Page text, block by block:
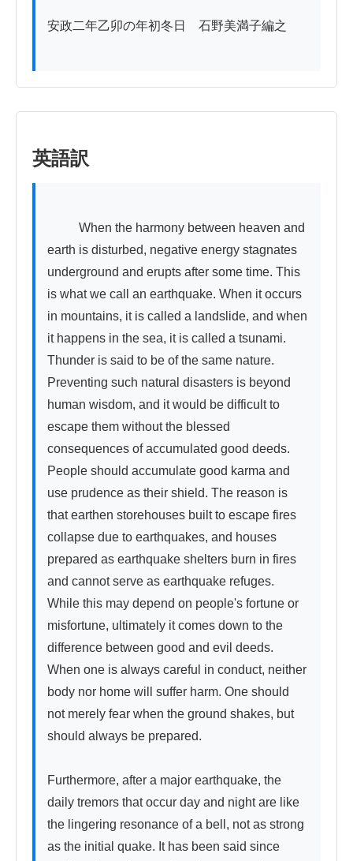
安政二年乙卯の年初冬日　石野美満子編之
英語訳
earth is disturbed, negative energy stagnates
underground and erupts after some time. This
is what we call an earthquake. When it occurs
in mountains, it is called a landslide, and when
it happens in the sea, it is called a tsunami.
Thunder is said to be of the same nature.
Preventing such natural disasters is beyond
human wisdom, and it would be difficult to
escape them without the blessed
consequences of accumulated good deeds.
People should accumulate good karma and
use prudence as their shield. The reason is
that earthen storehouses built to escape fires
collapse due to earthquakes, and houses
prepared as earthquake shelters burn in fires
and cannot serve as earthquake refuges.
While this may depend on people's fortune or
misfortune, ultimately it comes down to the
difference between good and evil deeds.
When one is always careful in conduct, neither
body nor home will suffer harm. One should
not merely fear when the ground shakes, but
should always be prepared.
Furthermore, after a major earthquake, the
daily tremors that occur day and night are like
the lingering resonance of a bell, not as strong
as the initial quake. It has been said since